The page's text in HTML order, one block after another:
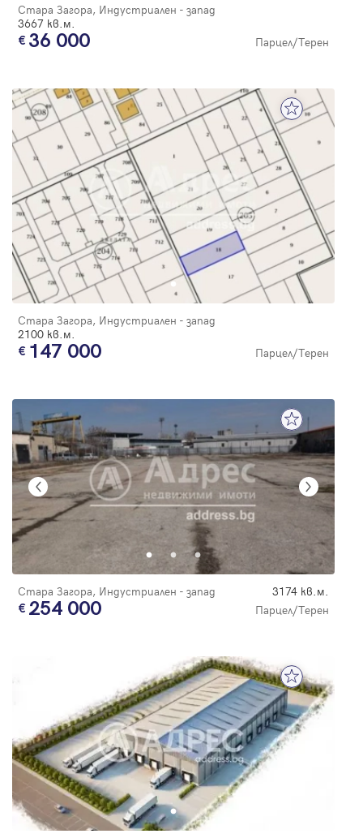
Стара Загора, Индустриален - запад
3667 кв.м.
36 000 Парцел/Терен
Стара Загора, Индустриален - запад
2100 кв.м.
147 000 Парцел/Терен
Стара Загора, Индустриален - запад 3174 кв.м.
254 000 Парцел/Терен